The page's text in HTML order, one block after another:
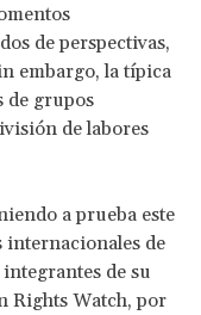
de perspectivas,
embargo, la típica
de grupos
de labores
a prueba este
internacionales de
de su
Rights Watch, por